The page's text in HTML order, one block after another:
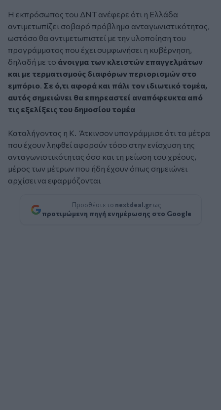
Η εκπρόσωπος του ΔΝΤ ανέφερε ότι η Ελλάδα
αντιμετωπίζει σοβαρό πρόβλημα ανταγωνιστικότητας,
ωστόσο θα αντιμετωπιστεί με την υλοποίηση του
προγράμματος που έχει συμφωνήσει η κυβέρνηση,
δηλαδή με το άνοιγμα των κλειστών επαγγελμάτων
και με τερματισμούς διαφόρων περιορισμών στο
εμπόριο. Σε ό,τι αφορά και πάλι τον ιδιωτικό τομέα,
αυτός σημειώνει θα επηρεαστεί αναπόφευκτα από
τις εξελίξεις του δημοσίου τομέα
Καταλήγοντας η Κ. Άτκινσον υπογράμμισε ότι τα μέτρα
που έχουν ληφθεί αφορούν τόσο στην ενίσχυση της
ανταγωνιστικότητας όσο και τη μείωση του χρέους,
μέρος των μέτρων που ήδη έχουν όπως σημειώνει
αρχίσει να εφαρμόζονται
Προσθέστε το nextdeal.gr ως
προτιμώμενη πηγή ενημέρωσης στο Google